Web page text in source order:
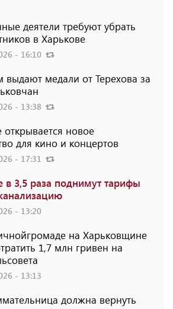
деятели требуют убрать
в Харькове
- 16:10
медали от Терехова за
- 13:38
открывается новое
для кино и концертов
- 17:31
в 3,5 раза поднимут тарифы
- 13:20
на Харьковщине
1,7 млн ​​гривен на
- 13:13
должна вернуть